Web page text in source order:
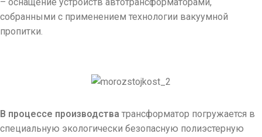
собранными с применением технологии вакуумной
пропитки.
В процессе производства трансформатор погружается в
специальную экологически безопасную полиэстерную